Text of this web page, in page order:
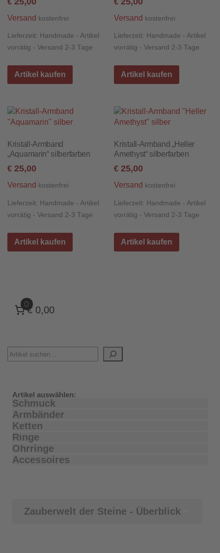
€
Versand kostenfrei
Lieferzeit: Handmade - Artikel
vorrätig - Versand 2-3 Tage
Artikel kaufen
€
Versand kostenfrei
Lieferzeit: Handmade - Artikel
vorrätig - Versand 2-3 Tage
Artikel kaufen
Kristall-Armband
„Aquamarin“ silberfarben
€ 25,00
Versand kostenfrei
Lieferzeit: Handmade - Artikel
vorrätig - Versand 2-3 Tage
Artikel kaufen
Kristall-Armband „Heller
Amethyst“ silberfarben
€ 25,00
Versand kostenfrei
Lieferzeit: Handmade - Artikel
vorrätig - Versand 2-3 Tage
Artikel kaufen
0
€ 0,00
Artikel auswählen:
Schmuck
Armbänder
Ketten
Ringe
Ohrringe
Accessoires
Zauberwelt der Steine - Überblick